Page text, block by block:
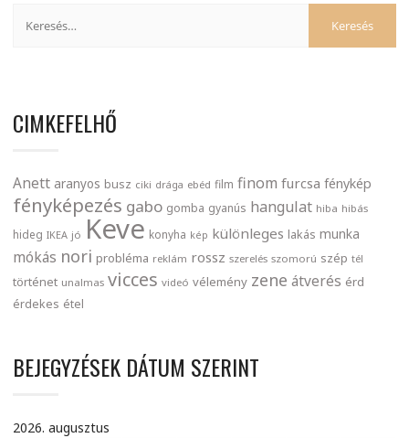
CIMKEFELHŐ
Anett aranyos busz ciki drága ebéd film finom furcsa fénykép
fényképezés gabo gomba gyanús hangulat hiba hibás
hideg IKEA jó Keve konyha kép különleges lakás munka
mókás nori probléma reklám rossz szerelés szomorú szép tél
történet unalmas vicces videó vélemény zene átverés érd
érdekes étel
BEJEGYZÉSEK DÁTUM SZERINT
2026. augusztus